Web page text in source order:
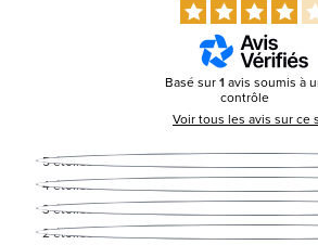
Basé sur1avis soumis à
contrôle
Voir tous les avis sur ce
5étoiles
4étoiles
3étoiles
2étoiles